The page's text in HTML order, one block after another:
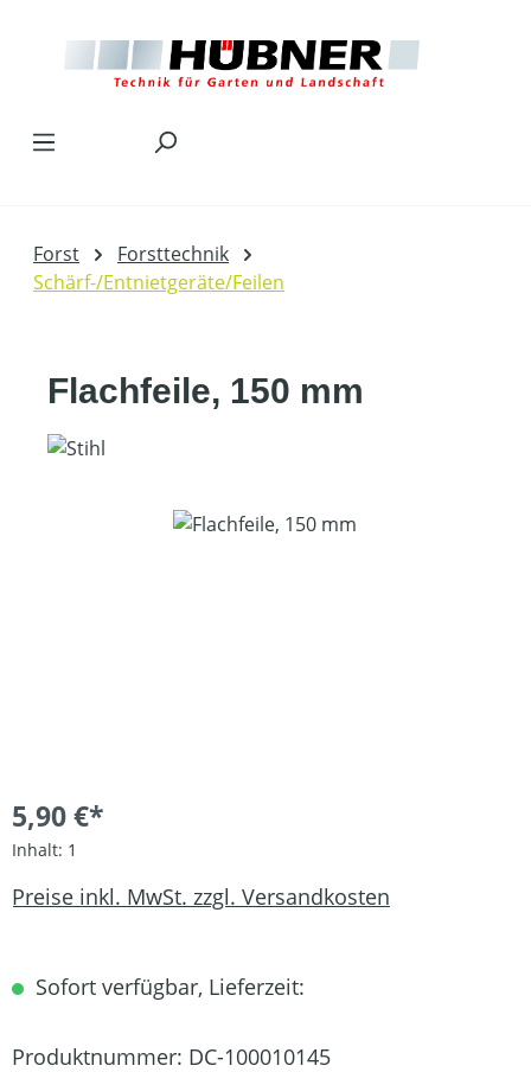
Forst
Forsttechnik
Schärf-/Entnietgeräte/Feilen
Flachfeile, 150 mm
Bildergalerie überspringen
5,90 €*
Inhalt: 1
Preise inkl. MwSt. zzgl. Versandkosten
Sofort verfügbar, Lieferzeit:
Produktnummer: DC-100010145